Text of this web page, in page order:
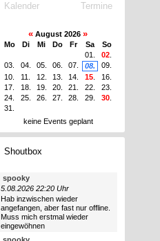
Kalender Termine
« August 2026 »
Mo Di Mi Do Fr Sa
So
01.
02
03.
04. 05. 06. 07. 08.
09.
10.
11. 12. 13. 14. 15.
16.
17.
18. 19. 20. 21. 22.
23.
24.
25. 26. 27. 28. 29. 30
31.
keine Events geplant
Shoutbox
spooky
5.08.2026 22:20 Uhr
Hab inzwischen wieder
angefangen, aber fast nur offline.
Muss mich erstmal wieder
eingewöhnen